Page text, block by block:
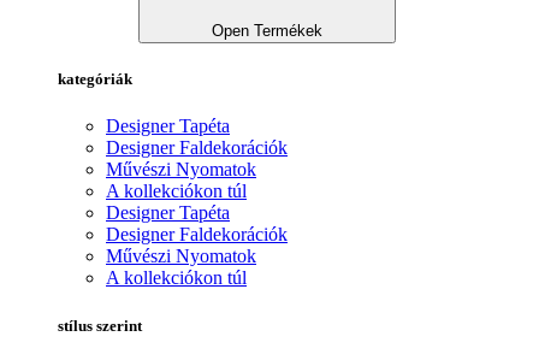
Open Termékek
kategóriák
Designer Tapéta
Designer Faldekorációk
Művészi Nyomatok
A kollekciókon túl
Designer Tapéta
Designer Faldekorációk
Művészi Nyomatok
A kollekciókon túl
stílus szerint